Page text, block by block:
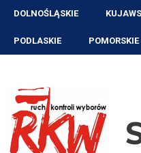
Przejdź
treści
DOLNOŚLĄSKIE
PODLASKIE POMORSKIE